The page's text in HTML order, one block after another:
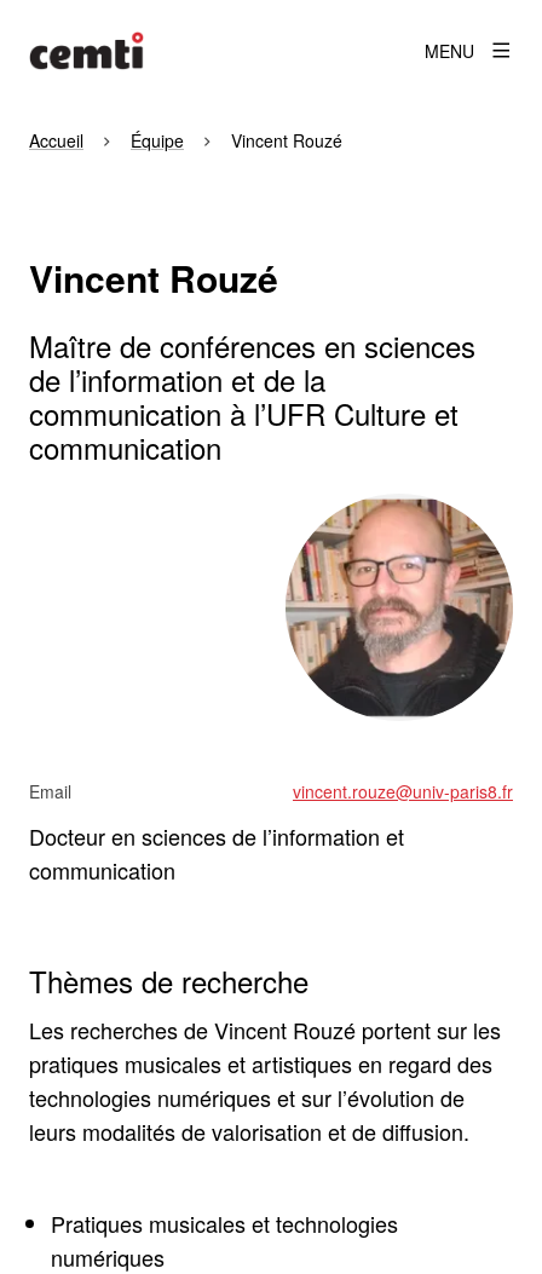
MENU
Accueil Équipe Vincent Rouzé
Vincent Rouzé
Maître de conférences en sciences
de l’information et de la
communication à l’UFR Culture et
communication
Agrandir
Email vincent.rouze@univ-paris8.fr
Docteur en sciences de l’information et
communication
Thèmes de recherche
Les recherches de Vincent Rouzé portent sur les
pratiques musicales et artistiques en regard des
technologies numériques et sur l’évolution de
leurs modalités de valorisation et de diffusion.
Pratiques musicales et technologies
numériques